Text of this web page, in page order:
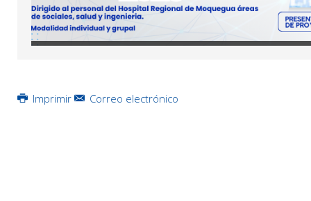
Imprimir Correo electrónico